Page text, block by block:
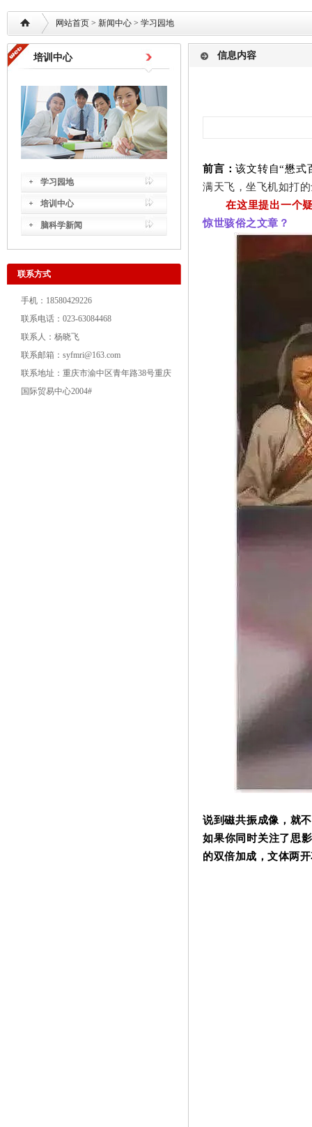
网站首页 > 新闻中心 > 学习园地
培训中心
学习园地
培训中心
脑科学新闻
联系方式
手机：18580429226
联系电话：023-63084468
联系人：杨晓飞
联系邮箱：syfmri@163.com
联系地址：重庆市渝中区青年路38号重庆
国际贸易中心2004#
信息内容
前言：该文转自“懋式
满天飞，坐飞机如打
在这里提出一个
惊世骇俗之文章？
说到磁共振成像，就
如果你同时关注了思
的双倍加成，文体两